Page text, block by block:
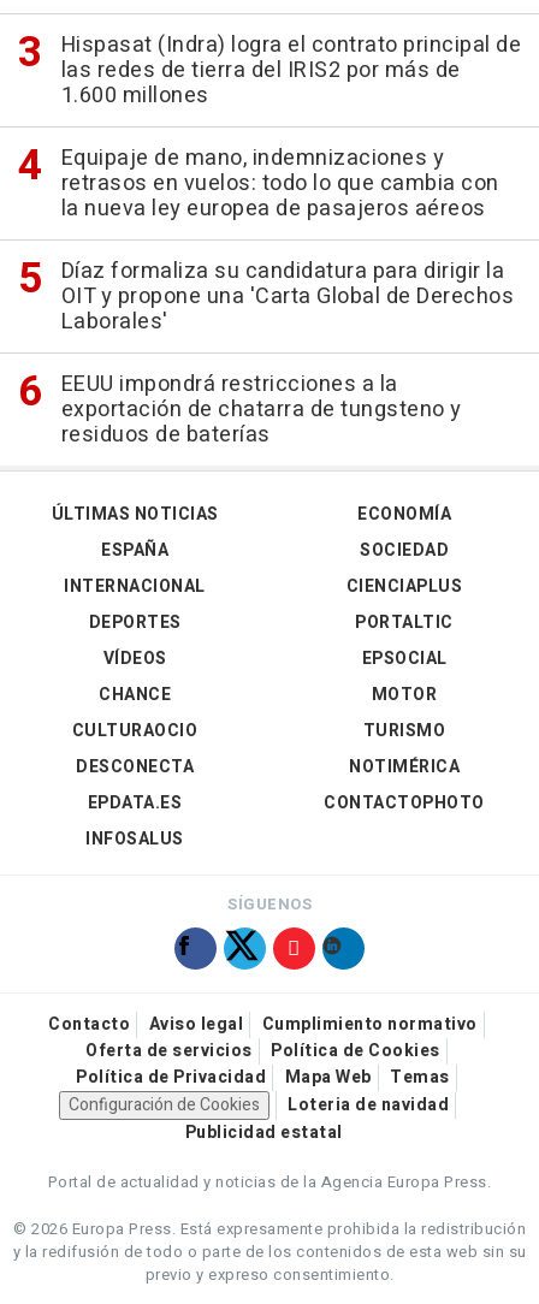
Hispasat (Indra) logra el contrato principal de
las redes de tierra del IRIS2 por más de
1.600 millones
Equipaje de mano, indemnizaciones y
retrasos en vuelos: todo lo que cambia con
la nueva ley europea de pasajeros aéreos
Díaz formaliza su candidatura para dirigir la
OIT y propone una 'Carta Global de Derechos
Laborales'
EEUU impondrá restricciones a la
exportación de chatarra de tungsteno y
residuos de baterías
ÚLTIMAS NOTICIAS
ESPAÑA
INTERNACIONAL
DEPORTES
VÍDEOS
ECONOMÍA
SOCIEDAD
CIENCIAPLUS
PORTALTIC
EPSOCIAL
CHANCE
CULTURAOCIO
DESCONECTA
EPDATA.ES
INFOSALUS
MOTOR
TURISMO
NOTIMÉRICA
CONTACTOPHOTO
SÍGUENOS
Contacto Aviso legal
Cumplimiento normativo
Oferta de servicios
Política de Cookies
Política de Privacidad
Mapa Web
Temas
Configuración de Cookies
Loteria de navidad
Publicidad estatal
Portal de actualidad y noticias de la Agencia Europa Press.
© 2026 Europa Press. Está expresamente prohibida la redistribución
y la redifusión de todo o parte de los contenidos de esta web sin su
previo y expreso consentimiento.